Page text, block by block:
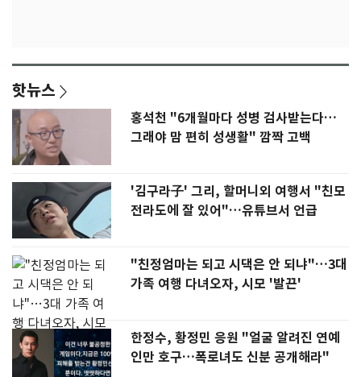
핫뉴스
홍석천 "6개월마다 성병 검사받는다…
그래야 맘 편히 성생활" 깜짝 고백
'김구라子' 그리, 할머니외 여행서 "친모
전라도에 잘 있어"…유튜브서 언급
"친정엄마는 되고 시댁은 안 되냐"…3대
가족 여행 다녀오자, 시모 '발끈'
한정수, 황정민 응원 "얼굴 알려진 연예
인만 호구…폭로녀도 신분 공개해라"